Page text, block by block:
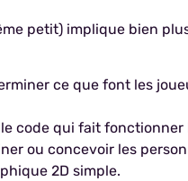
petit) implique bien
ce que font les
code qui fait fonctionner
ou concevoir les
2D simple.